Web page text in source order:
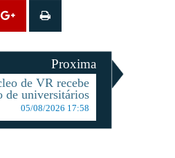
Proxima
de VR recebe
de universitários
05/08/2026 17:58